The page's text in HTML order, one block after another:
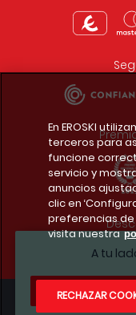
A tu
Condiciones
En EROSKI
terceros para
funcione
servicio y
anuncios
clic en
preferencias de
visita nuestra
RECHAZAR